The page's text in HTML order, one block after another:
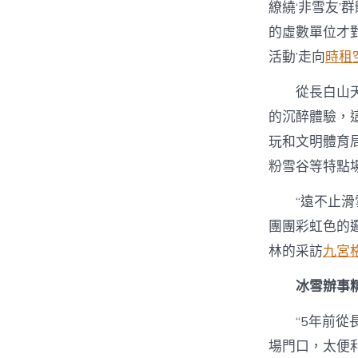
繚繞‘非雪友’
的虛數單位才
活動’走向時租
從長白山
的沉醉體驗，
玩和文明體育
粉雪谷等特點
“遠不止
團團彩虹色的
林的采訪九宮
冰雪辦事
“5年前從
場門口，太便